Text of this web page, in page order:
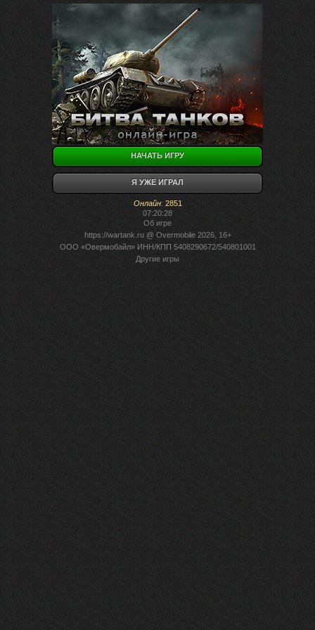
НАЧАТЬ ИГРУ
Я УЖЕ ИГРАЛ
Онлайн: 2851
07:20:28
Об игре
https://wartank.ru@ Overmobile 2026, 16+
ООО «Овермобайл» ИНН/КПП 5408290672/540801001
Другие игры